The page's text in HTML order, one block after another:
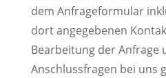
dem Anfrageformular
dort angegebenen
Bearbeitung der Anfrage
Anschlussfragen bei uns